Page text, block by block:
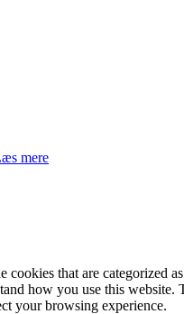
mere
that are categorized
how you use this
your browsing experience.